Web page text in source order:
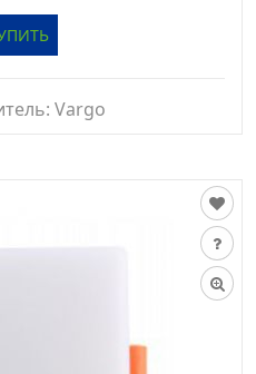
Vargo